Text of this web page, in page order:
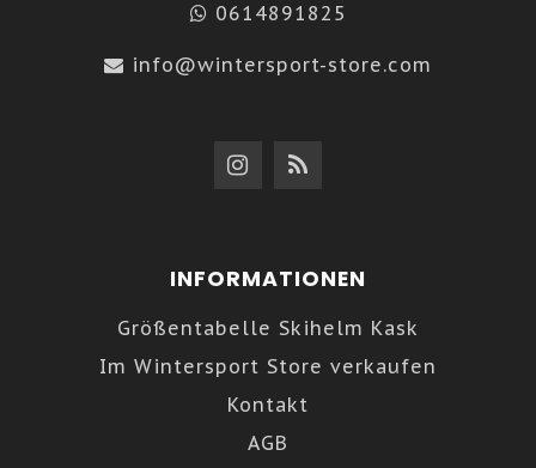
0614891825
info@wintersport-store.com
INFORMATIONEN
Größentabelle Skihelm Kask
Im Wintersport Store verkaufen
Kontakt
AGB